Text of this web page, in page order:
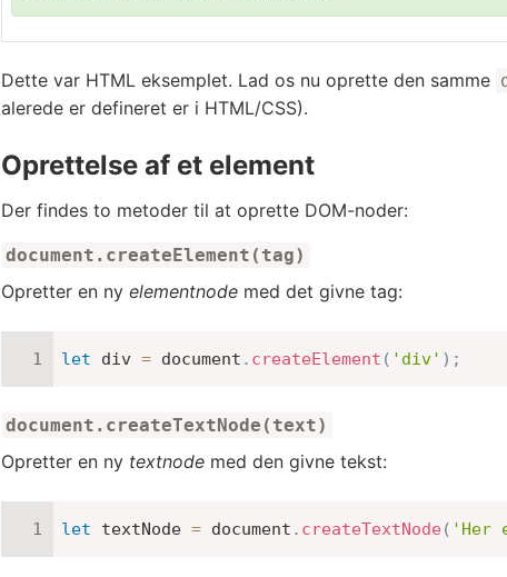
Dette var HTML eksemplet. Lad os nu oprette den samme
alerede er defineret er i HTML/CSS).
Oprettelse af et element
Der findes to metoder til at oprette DOM-noder:
document.createElement(tag)
Opretter en ny elementnode med det givne tag:
let div = document . createElement ( 'div' ) ;
document.createTextNode(text)
Opretter en ny textnode med den givne tekst:
let textNode = document . createTextNode ( 'Her